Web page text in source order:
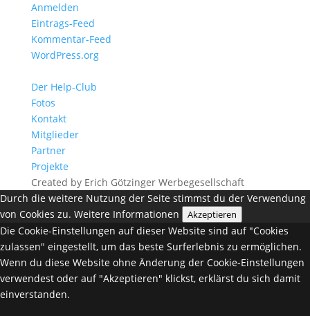
Anmelden
Eintrags-Feed
Kommentar-Feed
WordPress.org
Der Help-Club
Fotos
Kontakt
Mitglieder
Partner
Projekte
Created by Erich Götzinger Werbegesellschaft
Durch die weitere Nutzung der Seite stimmst du der Verwendung
von Cookies zu. Weitere Informationen Akzeptieren
Die Cookie-Einstellungen auf dieser Website sind auf "Cookies
zulassen" eingestellt, um das beste Surferlebnis zu ermöglichen.
Wenn du diese Website ohne Änderung der Cookie-Einstellungen
verwendest oder auf "Akzeptieren" klickst, erklärst du sich damit
einverstanden.